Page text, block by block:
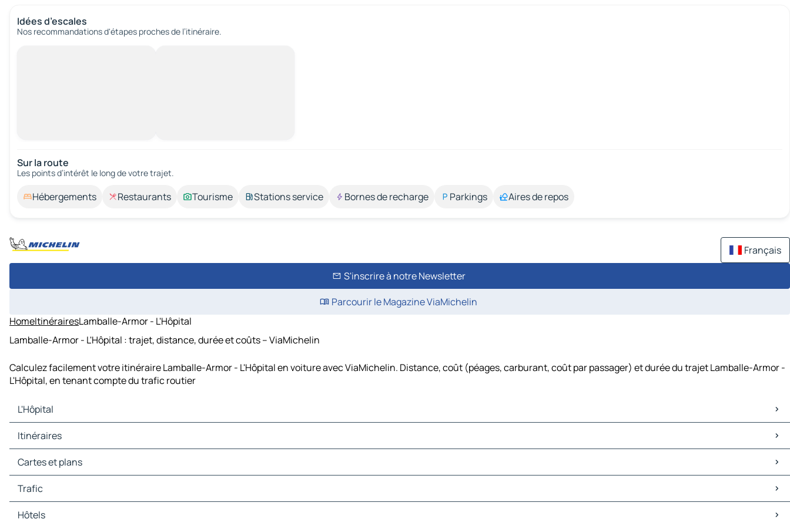
Idées d’escales
Nos recommandations d'étapes proches de l’itinéraire.
Sur la route
Les points d’intérêt le long de votre trajet.
Hébergements Restaurants Tourisme Stations service Bornes de recharge Parkings Aires de repos
Français
S'inscrire à notre Newsletter
Parcourir le Magazine ViaMichelin
HomeItinérairesLamballe-Armor - L'Hôpital
Lamballe-Armor - L'Hôpital : trajet, distance, durée et coûts – ViaMichelin
Calculez facilement votre itinéraire Lamballe-Armor - L'Hôpital en voiture avec ViaMichelin. Distance, coût (péages, carburant, coût par passager) et durée du trajet Lamballe-Armor -
L'Hôpital, en tenant compte du trafic routier
L'Hôpital
L'Hôpital Cartes et plans
L'Hôpital Trafic
L'Hôpital Hôtels
L'Hôpital Restaurants
L'Hôpital Stations-service
Itinéraires
Itinéraires L'Hôpital - Saint-Brieuc
Itinéraires L'Hôpital - Plérin
Itinéraires L'Hôpital - Lamballe-Armor
Itinéraires L'Hôpital - Quessoy
Itinéraires L'Hôpital - Plédran
Itinéraires L'Hôpital - Yffiniac
Cartes et plans
Cartes et plans Saint-Brieuc
Cartes et plans Plérin
Cartes et plans Lamballe-Armor
Cartes et plans Quessoy
Trafic
Trafic Saint-Brieuc
Trafic Plérin
Hôtels